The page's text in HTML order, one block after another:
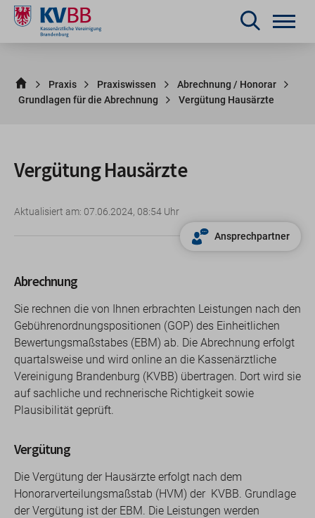
Praxis Praxiswissen
Abrechnung / Honorar
Grundlagen für die Abrechnung
Vergütung Hausärzte
Vergütung Hausärzte
Aktualisiert am: 07.06.2024, 08:54 Uhr
Ansprechpartner
Abrechnung
Sie rechnen die von Ihnen erbrachten Leistungen nach den
Gebührenordnungspositionen (GOP) des Einheitlichen
Bewertungsmaßstabes (EBM) ab. Die Abrechnung erfolgt
quartalsweise und wird online an die Kassenärztliche
Vereinigung Brandenburg (KVBB) übertragen. Dort wird sie
auf sachliche und rechnerische Richtigkeit sowie
Plausibilität geprüft.
Vergütung
Die Vergütung der Hausärzte erfolgt nach dem
Honorarverteilungsmaßstab (HVM) der KVBB. Grundlage
der Vergütung ist der EBM. Die Leistungen werden